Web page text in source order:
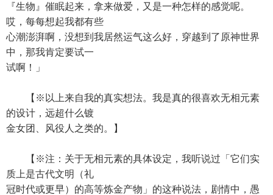
『生物』催眠起来，拿来做爱，又是一种怎样的感觉呢。
哎，每每想起我都有些
心潮澎湃啊，没想到我居然运气这么好，穿越到了原神世界
中，那我肯定要试一
试啊！」
【※以上来自我的真实想法。我是真的很喜欢无相元素
的设计，远超什么镀
金女团、风役人之类的。】
【※注：关于无相元素的具体设定，我听说过「它们实
质上是古代文明（礼
冠时代或更早）的高等炼金产物」的这种说法，剧情中，愚